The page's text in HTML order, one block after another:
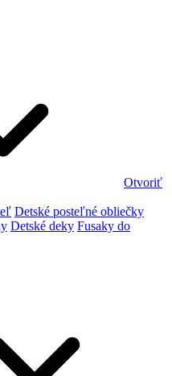
Otvoriť
Detské posteľné obliečky
Detské deky Fusaky do